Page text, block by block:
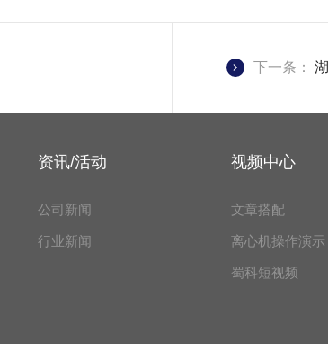
下一条：
资讯/活动
公司新闻
行业新闻
视频中心
文章搭配
离心机操作演示
蜀科短视频